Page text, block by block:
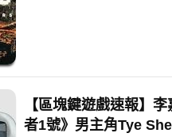
【區塊鍵遊戲速報】
者1號》男主角Tye